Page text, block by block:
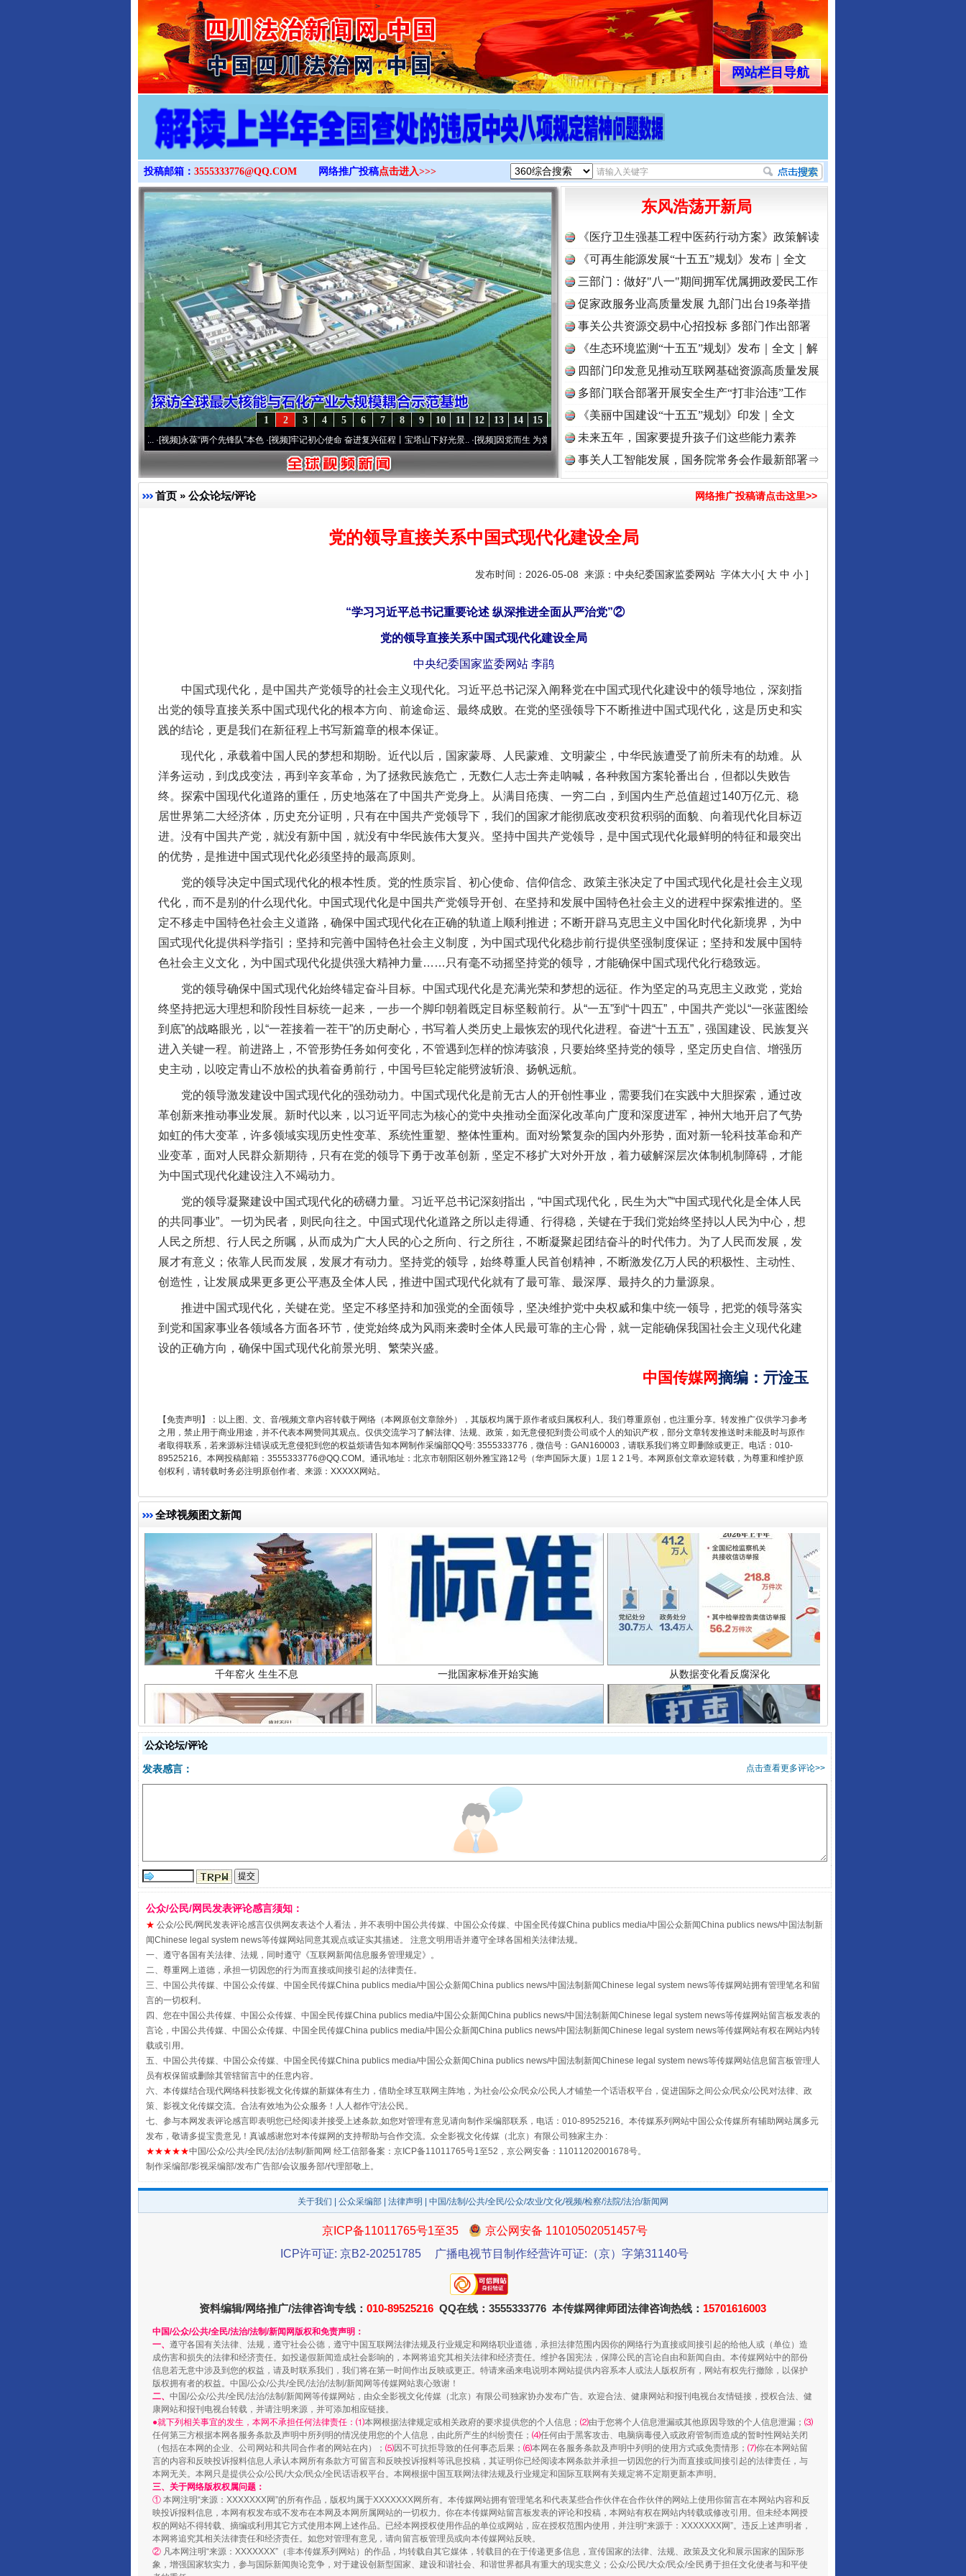
>
网站栏目导航
投稿邮箱： 3555333776@QQ.COM 网络推广投稿点击进入>>>
15
14
13
12
11
10
9
8
7
6
5
4
3
2
1
永葆“两个先锋队”本色·[视频]牢记初心使命 奋进复兴征程丨宝塔山下好光景..·[视频]因党而生 为党而战——百年“纪”事⑧加强纪律.. ·[视频]牢记初心使命 奋进复兴征程丨“转折之城”激荡..
东风浩荡开新局
《医疗卫生强基工程中医药行动方案》政策解读
《可再生能源发展“十五五”规划》发布｜全文
三部门：做好"八一"期间拥军优属拥政爱民工作
促家政服务业高质量发展 九部门出台19条举措
事关公共资源交易中心招投标 多部门作出部署
《生态环境监测“十五五”规划》发布｜全文｜解
读
四部门印发意见推动互联网基础资源高质量发展
多部门联合部署开展安全生产“打非治违”工作
《美丽中国建设“十五五”规划》印发｜全文
未来五年，国家要提升孩子们这些能力素养
事关人工智能发展，国务院常务会作最新部署⇒
首页 » 公众论坛/评论 网络推广投稿请点击这里>>
党的领导直接关系中国式现代化建设全局
发布时间：2026-05-08 来源： 中央纪委国家监委网站 字体大小[ 大 中 小 ]
“学习习近平总书记重要论述 纵深推进全面从严治党”②
党的领导直接关系中国式现代化建设全局
中央纪委国家监委网站 李鹃
中国式现代化，是中国共产党领导的社会主义现代化。习近平总书记深入阐释党在中国式现代化建设中的领导地位，深刻指
出党的领导直接关系中国式现代化的根本方向、前途命运、最终成败。在党的坚强领导下不断推进中国式现代化，这是历史和实
践的结论，更是我们在新征程上书写新篇章的根本保证。
现代化，承载着中国人民的梦想和期盼。近代以后，国家蒙辱、人民蒙难、文明蒙尘，中华民族遭受了前所未有的劫难。从
洋务运动，到戊戌变法，再到辛亥革命，为了拯救民族危亡，无数仁人志士奔走呐喊，各种救国方案轮番出台，但都以失败告
终。探索中国现代化道路的重任，历史地落在了中国共产党身上。从满目疮痍、一穷二白，到国内生产总值超过140万亿元、稳
居世界第二大经济体，历史充分证明，只有在中国共产党领导下，我们的国家才能彻底改变积贫积弱的面貌、向着现代化目标迈
进。没有中国共产党，就没有新中国，就没有中华民族伟大复兴。坚持中国共产党领导，是中国式现代化最鲜明的特征和最突出
的优势，是推进中国式现代化必须坚持的最高原则。
党的领导决定中国式现代化的根本性质。党的性质宗旨、初心使命、信仰信念、政策主张决定了中国式现代化是社会主义现
代化，而不是别的什么现代化。中国式现代化是中国共产党领导开创、在坚持和发展中国特色社会主义的进程中探索推进的。坚
定不移走中国特色社会主义道路，确保中国式现代化在正确的轨道上顺利推进；不断开辟马克思主义中国化时代化新境界，为中
国式现代化提供科学指引；坚持和完善中国特色社会主义制度，为中国式现代化稳步前行提供坚强制度保证；坚持和发展中国特
色社会主义文化，为中国式现代化提供强大精神力量……只有毫不动摇坚持党的领导，才能确保中国式现代化行稳致远。
党的领导确保中国式现代化始终锚定奋斗目标。中国式现代化是充满光荣和梦想的远征。作为坚定的马克思主义政党，党始
终坚持把远大理想和阶段性目标统一起来，一步一个脚印朝着既定目标坚毅前行。从“一五”到“十四五”，中国共产党以“一张蓝图绘
到底”的战略眼光，以“一茬接着一茬干”的历史耐心，书写着人类历史上最恢宏的现代化进程。奋进“十五五”，强国建设、民族复兴
进入关键一程。前进路上，不管形势任务如何变化，不管遇到怎样的惊涛骇浪，只要始终坚持党的领导，坚定历史自信、增强历
史主动，以咬定青山不放松的执着奋勇前行，中国号巨轮定能劈波斩浪、扬帆远航。
党的领导激发建设中国式现代化的强劲动力。中国式现代化是前无古人的开创性事业，需要我们在实践中大胆探索，通过改
革创新来推动事业发展。新时代以来，以习近平同志为核心的党中央推动全面深化改革向广度和深度进军，神州大地开启了气势
如虹的伟大变革，许多领域实现历史性变革、系统性重塑、整体性重构。面对纷繁复杂的国内外形势，面对新一轮科技革命和产
业变革，面对人民群众新期待，只有在党的领导下勇于改革创新，坚定不移扩大对外开放，着力破解深层次体制机制障碍，才能
为中国式现代化建设注入不竭动力。
党的领导凝聚建设中国式现代化的磅礴力量。习近平总书记深刻指出，“中国式现代化，民生为大”“中国式现代化是全体人民
的共同事业”。一切为民者，则民向往之。中国式现代化道路之所以走得通、行得稳，关键在于我们党始终坚持以人民为中心，想
人民之所想、行人民之所嘱，从而成为广大人民的心之所向、行之所往，不断凝聚起团结奋斗的时代伟力。为了人民而发展，发
展才有意义；依靠人民而发展，发展才有动力。坚持党的领导，始终尊重人民首创精神，不断激发亿万人民的积极性、主动性、
创造性，让发展成果更多更公平惠及全体人民，推进中国式现代化就有了最可靠、最深厚、最持久的力量源泉。
推进中国式现代化，关键在党。坚定不移坚持和加强党的全面领导，坚决维护党中央权威和集中统一领导，把党的领导落实
到党和国家事业各领域各方面各环节，使党始终成为风雨来袭时全体人民最可靠的主心骨，就一定能确保我国社会主义现代化建
设的正确方向，确保中国式现代化前景光明、繁荣兴盛。
中国传媒网摘编 ： 亓淦玉
【免责声明】：以上图、文、音/视频文章内容转载于网络（本网原创文章除外），其版权均属于原作者或归属权利人。我们尊重原创，也注重分享。转发推广仅供学习参考
之用，禁止用于商业用途，并不代表本网赞同其观点。仅供交流学习了解法律、法规、政策，如无意侵犯到贵公司或个人的知识产权，部分文章转发推送时未能及时与原作
者取得联系，若来源标注错误或无意侵犯到您的权益烦请告知本网制作采编部QQ号: 3555333776，微信号：GAN160003，请联系我们将立即删除或更正。电话：010-
89525216。本网投稿邮箱：3555333776@QQ.COM。通讯地址：北京市朝阳区朝外雅宝路12号（华声国际大厦）1层 1 2 1号。本网原创文章欢迎转载，为尊重和维护原
创权利，请转载时务必注明原创作者、来源：XXXXX网站。
全球视频图文新闻
千年窑火 生生不息 一批国家标准开始实施 从数据变化看反腐深化
揭开“小金库”的免责幌子 以产业富民促振兴 酒驾未被当场查获能处罚吗
受贿1.44亿！段成刚被判无期
全民健身五年计划来了！等你上场
阿坝州三大球赛在茂县开幕 规模最大的光氢储一体化项目 走走走！国家喊你健身啦
国家大学科技园优化重塑工作 镜头丨大暑三秋近 山西：不断增强治理腐败综合效能
公众论坛/评论
点击查看更多评论>>
发表感言：
公众/公民/网民发表评论感言须知：
★ 公众/公民/网民发表评论感言仅供网友表达个人看法，并不表明中国公共传媒、中国公众传媒、中国全民传媒China publics media/中国公众新闻China publics news/中国法制新
闻Chinese legal system news等传媒网站同意其观点或证实其描述。 注意文明用语并遵守全球各国相关法律法规。
一、遵守各国有关法律、法规，同时遵守《互联网新闻信息服务管理规定》。
二、尊重网上道德，承担一切因您的行为而直接或间接引起的法律责任。
三、中国公共传媒、中国公众传媒、中国全民传媒China publics media/中国公众新闻China publics news/中国法制新闻Chinese legal system news等传媒网站拥有管理笔名和留
言的一切权利。
四、您在中国公共传媒、中国公众传媒、中国全民传媒China publics media/中国公众新闻China publics news/中国法制新闻Chinese legal system news等传媒网站留言板发表的
言论，中国公共传媒、中国公众传媒、中国全民传媒China publics media/中国公众新闻China publics news/中国法制新闻Chinese legal system news等传媒网站有权在网站内转
载或引用。
五、中国公共传媒、中国公众传媒、中国全民传媒China publics media/中国公众新闻China publics news/中国法制新闻Chinese legal system news等传媒网站信息留言板管理人
员有权保留或删除其管辖留言中的任意内容。
六、本传媒结合现代网络科技影视文化传媒的新媒体有生力，借助全球互联网主阵地，为社会/公众/民众/公民人才铺垫一个话语权平台，促进国际之间公众/民众/公民对法律、政
策、影视文化传媒交流。合法有效地为公众服务！人人都作守法公民。
七、参与本网发表评论感言即表明您已经阅读并接受上述条款,如您对管理有意见请向制作采编部联系，电话：010-89525216。本传媒系列网站中国公众传媒所有辅助网站属多元
发布，敬请多提宝贵意见！真诚感谢您对本传媒网的支持帮助与合作交流。众全影视文化传媒（北京）有限公司独家主办 :
★★★★★中国/公众/公共/全民/法治/法制/新闻网 经工信部备案：京ICP备11011765号1至52，京公网安备：11011202001678号。
制作采编部/影视采编部/发布广告部/会议服务部/代理部敬上。
关于我们 公众采编部 法律声明 | 中国/法制/公共/全民/公众/农业/文化/视频/检察/法院/法治/新闻网
京ICP备11011765号1至35
京公网安备 11010502051457号
ICP许可证: 京B2-20251785
广播电视节目制作经营许可证:（京）字第31140号
资料编辑/网络推广/法律咨询专线： 010-89525216 QQ在线：3555333776 本传媒网律师团法律咨询热线： 15701616003
中国/公众/公共/全民/法治/法制/新闻网版权和免责声明：
一、 遵守各国有关法律、法规，遵守社会公德，遵守中国互联网法律法规及行业规定和网络职业道德，承担法律范围内因你的网络行为直接或间接引起的给他人或（单位）造
成伤害和损失的法律和经济责任。如投递假新闻造成社会影响的，本网将追究其相关法律和经济责任。维护各国宪法，保障公民的言论自由和新闻自由。本传媒网站中的部份
信息若无意中涉及到您的权益，请及时联系我们，我们将在第一时间作出反映或更正。特请来函来电说明本网站提供内容系本人或法人版权所有，网站有权先行撤除，以保护
版权拥有者的权益。中国/公众/公共/全民/法治/法制/新闻网等传媒网站衷心致谢！
二、 中国/公众/公共/全民/法治/法制/新闻网等传媒网站，由众全影视文化传媒（北京）有限公司独家协办发布广告。欢迎合法、健康网站和报刊电视台友情链接，授权合法、健
康网站和报刊电视台转载，并请注明来源，并可添加相应链接。
●就下列相关事宜的发生，本网不承担任何法律责任：⑴本网根据法律规定或相关政府的要求提供您的个人信息； ⑵由于您将个人信息泄漏或其他原因导致的个人信息泄漏； ⑶
任何第三方根据本网各服务条款及声明中所列明的情况使用您的个人信息，由此所产生的纠纷责任； ⑷任何由于黑客攻击、电脑病毒侵入或政府管制而造成的暂时性网站关闭
（包括在本网的企业、公司网站和共同合作者的网站在内）； ⑸因不可抗拒导致的任何事态后果； ⑹本网在各服务条款及声明中列明的使用方式或免责情形； ⑺你在本网站留
言的内容和反映投诉报料信息人承认本网所有条款方可留言和反映投诉报料等讯息投稿，其证明你已经阅读本网条款并承担一切因您的行为而直接或间接引起的法律责任，与
本网无关。本网只是提供公众/公民/大众/民众/全民话语权平台。本网根据中国互联网法律法规及行业规定和国际互联网有关规定将不定期更新本声明。
三、关于网络版权权属问题：
① 本网注明“来源：XXXXXXX网”的所有作品，版权均属于XXXXXXX网所有。本传媒网站拥有管理笔名和代表某些合作伙伴在合作伙伴的网站上使用你留言在本网站内容和反
映投诉报料信息，本网有权发布或不发布在本网及本网所属网站的一切权力。你在本传媒网站留言板发表的评论和投稿，本网站有权在网站内转载或修改引用。但未经本网授
权的网站不得转载、摘编或利用其它方式使用本网上述作品。已经本网授权使用作品的单位或网站，应在授权范围内使用，并注明“来源于：XXXXXXX网”。违反上述声明者，
本网将追究其相关法律责任和经济责任。如您对管理有意见，请向留言板管理员或向本传媒网站反映。
② 凡本网注明“来源：XXXXXXX”（非本传媒系列网站）的作品，均转载自其它媒体，转载目的在于传递更多信息，宣传国家的法律、法规、政策及文化和展示国家的国际形
象，增强国家软实力，参与国际新闻舆论竞争，对于建设创新型国家、建设和谐社会、和谐世界都具有重大的现实意义；公众/公民/大众/民众/全民勇于担任文化使者与和平使